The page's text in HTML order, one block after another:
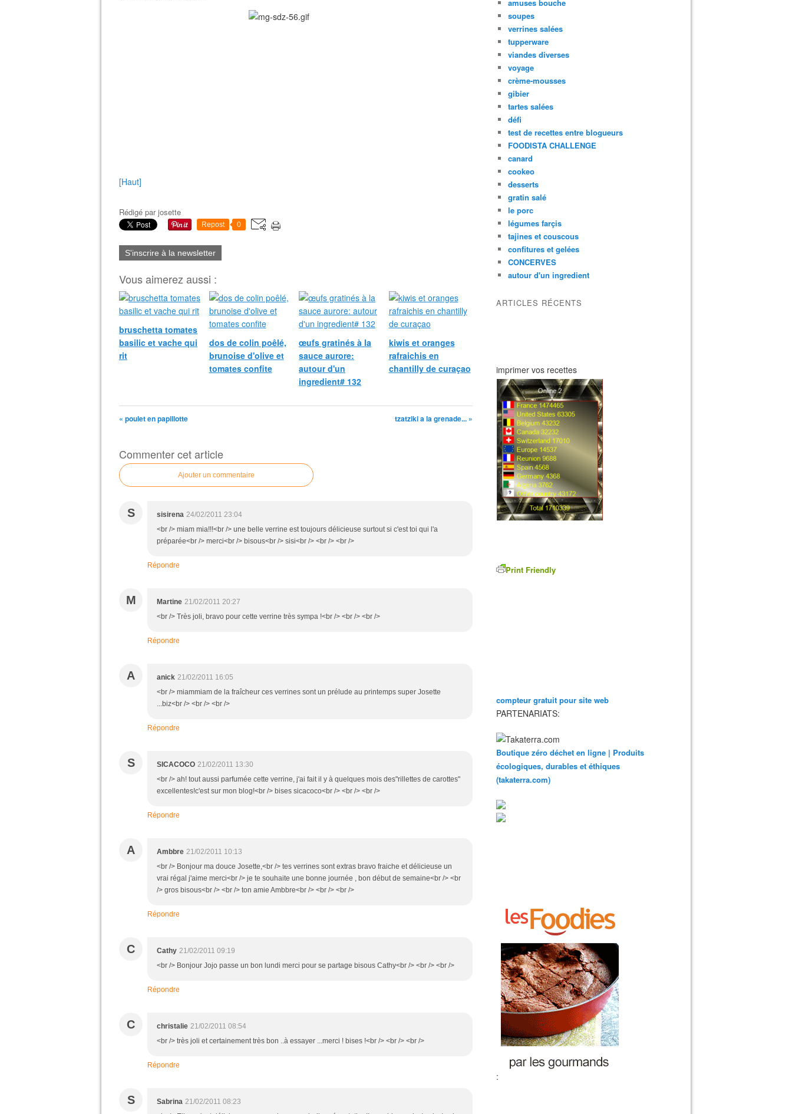
[Haut]
Rédigé parjosette
Repost 0
S'inscrire à la newsletter
Vous aimerez aussi :
bruschetta tomates
basilic et vache qui
rit
dos de colin poêlé,
brunoise d'olive et
tomates confite
œufs gratinés à la
sauce aurore:
autour d'un
ingredient# 132
kiwis et oranges
rafraichis en
chantilly de curaçao
« poulet en papillotte tzatziki a la grenade... »
Commenter cet article
Ajouter un commentaire
S sisirena 24/02/2011 23:04
<br /> miam mia!!!<br /> une belle verrine est toujours délicieuse surtout si c'est toi qui l'a
préparée<br /> merci<br /> bisous<br /> sisi<br /> <br /> <br />
Répondre
M Martine 21/02/2011 20:27
<br /> Très joli, bravo pour cette verrine très sympa !<br /> <br /> <br />
Répondre
A anick 21/02/2011 16:05
<br /> miammiam de la fraîcheur ces verrines sont un prélude au printemps super Josette
...biz<br /> <br /> <br />
Répondre
S SICACOCO 21/02/2011 13:30
<br /> ah! tout aussi parfumée cette verrine, j'ai fait il y à quelques mois des"rillettes de carottes"
excellentes!c'est sur mon blog!<br /> bises sicacoco<br /> <br /> <br />
Répondre
A Ambbre 21/02/2011 10:13
<br /> Bonjour ma douce Josette,<br /> tes verrines sont extras bravo fraiche et délicieuse un
vrai régal j'aime merci<br /> je te souhaite une bonne journée , bon début de semaine<br /> <br
/> gros bisous<br /> <br /> ton amie Ambbre<br /> <br /> <br />
Répondre
C Cathy 21/02/2011 09:19
<br /> Bonjour Jojo passe un bon lundi merci pour se partage bisous Cathy<br /> <br /> <br />
Répondre
C christalie 21/02/2011 08:54
<br /> très joli et certainement très bon ..à essayer ...merci ! bises !<br /> <br /> <br />
Répondre
S Sabrina 21/02/2011 08:23
amuses bouche
soupes
verrines salées
tupperware
viandes diverses
voyage
crème-mousses
gibier
tartes salées
défi
test de recettes entre blogueurs
FOODISTA CHALLENGE
canard
cookeo
desserts
gratin salé
le porc
légumes farçis
tajines et couscous
confitures et gelées
CONCERVES
autour d'un ingredient
ARTICLES RÉCENTS
imprimer vos recettes
Print Friendly
compteur gratuit pour site web
PARTENARIATS:
Boutique zéro déchet en ligne | Produits
écologiques, durables et éthiques
(takaterra.com)
: